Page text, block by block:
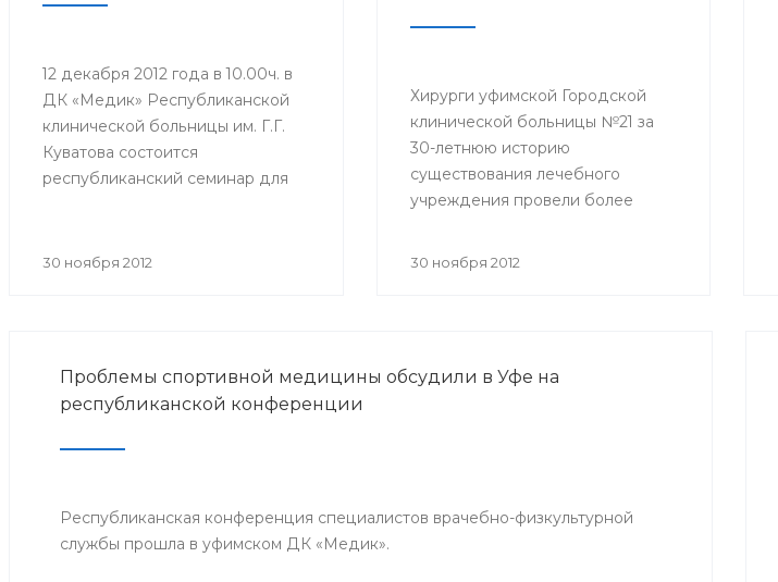
12 декабря 2012 года в 10.00ч. в
ДК «Медик» Республиканской
клинической больницы им. Г.Г.
Куватова состоится
республиканский семинар для
антирабической помощи в
антирабической помощи
населению Башкортостана.
30 ноября 2012
Хирурги уфимской Городской
клинической больницы №21 за
30-летнюю историю
существования лечебного
учреждения провели более
перевязочных и операционных
30 ноября 2012
Проблемы спортивной медицины обсудили в Уфе на
республиканской конференции
Республиканская конференция специалистов врачебно-физкультурной
службы прошла в уфимском ДК «Медик».